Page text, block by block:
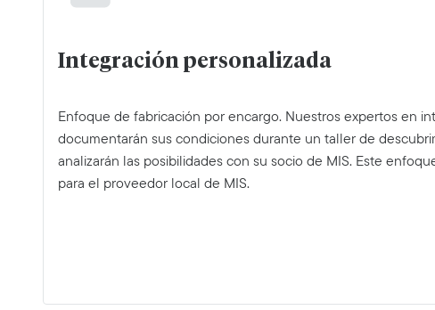
Integración personalizada
Enfoque de fabricación por encargo. Nuestros expertos en
documentarán sus condiciones durante un taller de
analizarán las posibilidades con su socio de MIS. Este
para el proveedor local de MIS.